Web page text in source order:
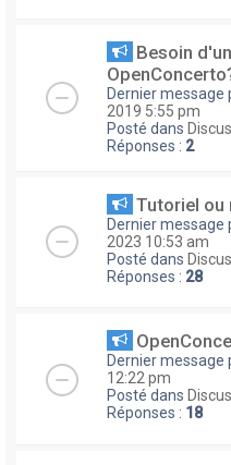
Besoin
Dernier message
2019 5:55 pm
Posté dans
Réponses : 2
Tutoriel ou
Dernier message
2023 10:53 am
Posté dans
Réponses : 28
Dernier message
12:22 pm
Posté dans
Réponses : 18